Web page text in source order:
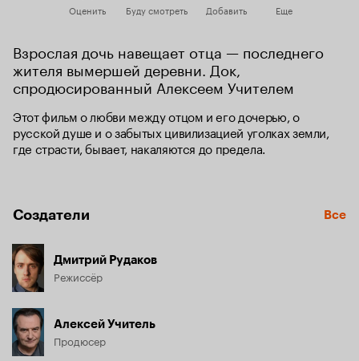
Оценить Буду смотреть Добавить Еще
Взрослая дочь навещает отца — последнего
жителя вымершей деревни. Док,
спродюсированный Алексеем Учителем
Этот фильм о любви между отцом и его дочерью, о
русской душе и о забытых цивилизацией уголках земли,
где страсти, бывает, накаляются до предела.
Создатели Все
Дмитрий Рудаков
Режиссёр
Алексей Учитель
Продюсер